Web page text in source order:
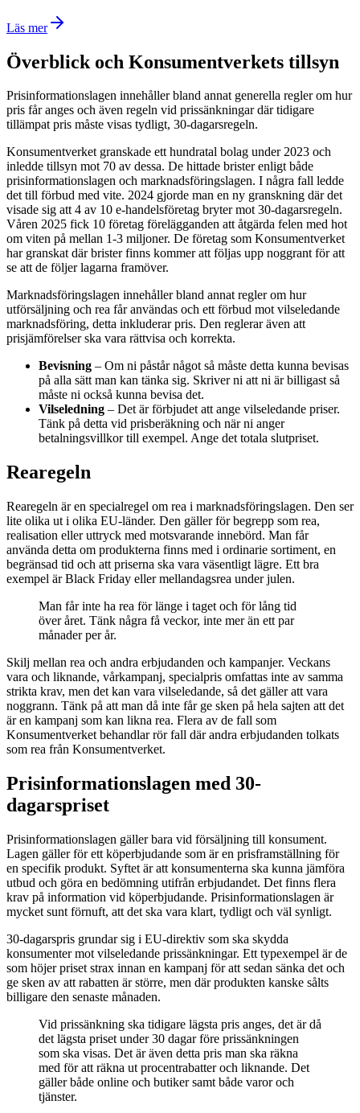
Läs mer
Överblick och Konsumentverkets tillsyn
Prisinformationslagen innehåller bland annat generella regler om hur
pris får anges och även regeln vid prissänkningar där tidigare
tillämpat pris måste visas tydligt, 30-dagarsregeln.
Konsumentverket granskade ett hundratal bolag under 2023 och
inledde tillsyn mot 70 av dessa. De hittade brister enligt både
prisinformationslagen och marknadsföringslagen. I några fall ledde
det till förbud med vite. 2024 gjorde man en ny granskning där det
visade sig att 4 av 10 e-handelsföretag bryter mot 30-dagarsregeln.
Våren 2025 fick 10 företag förelägganden att åtgärda felen med hot
om viten på mellan 1-3 miljoner. De företag som Konsumentverket
har granskat där brister finns kommer att följas upp noggrant för att
se att de följer lagarna framöver.
Marknadsföringslagen innehåller bland annat regler om hur
utförsäljning och rea får användas och ett förbud mot vilseledande
marknadsföring, detta inkluderar pris. Den reglerar även att
prisjämförelser ska vara rättvisa och korrekta.
Bevisning – Om ni påstår något så måste detta kunna bevisas
på alla sätt man kan tänka sig. Skriver ni att ni är billigast så
måste ni också kunna bevisa det.
Vilseledning – Det är förbjudet att ange vilseledande priser.
Tänk på detta vid prisberäkning och när ni anger
betalningsvillkor till exempel. Ange det totala slutpriset.
Rearegeln
Rearegeln är en specialregel om rea i marknadsföringslagen. Den ser
lite olika ut i olika EU-länder. Den gäller för begrepp som rea,
realisation eller uttryck med motsvarande innebörd. Man får
använda detta om produkterna finns med i ordinarie sortiment, en
begränsad tid och att priserna ska vara väsentligt lägre. Ett bra
exempel är Black Friday eller mellandagsrea under julen.
Man får inte ha rea för länge i taget och för lång tid
över året. Tänk några få veckor, inte mer än ett par
månader per år.
Skilj mellan rea och andra erbjudanden och kampanjer. Veckans
vara och liknande, vårkampanj, specialpris omfattas inte av samma
strikta krav, men det kan vara vilseledande, så det gäller att vara
noggrann. Tänk på att man då inte får ge sken på hela sajten att det
är en kampanj som kan likna rea. Flera av de fall som
Konsumentverket behandlar rör fall där andra erbjudanden tolkats
som rea från Konsumentverket.
Prisinformationslagen med 30-
dagarspriset
Prisinformationslagen gäller bara vid försäljning till konsument.
Lagen gäller för ett köperbjudande som är en prisframställning för
en specifik produkt. Syftet är att konsumenterna ska kunna jämföra
utbud och göra en bedömning utifrån erbjudandet. Det finns flera
krav på information vid köperbjudande. Prisinformationslagen är
mycket sunt förnuft, att det ska vara klart, tydligt och väl synligt.
30-dagarspris grundar sig i EU-direktiv som ska skydda
konsumenter mot vilseledande prissänkningar. Ett typexempel är de
som höjer priset strax innan en kampanj för att sedan sänka det och
ge sken av att rabatten är större, men där produkten kanske sålts
billigare den senaste månaden.
Vid prissänkning ska tidigare lägsta pris anges, det är då
det lägsta priset under 30 dagar före prissänkningen
som ska visas. Det är även detta pris man ska räkna
med för att räkna ut procentrabatter och liknande. Det
gäller både online och butiker samt både varor och
tjänster.